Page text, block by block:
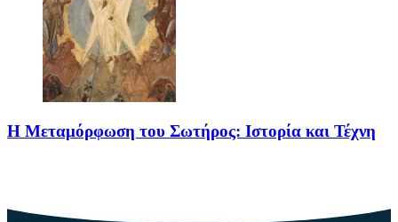
Η Μεταμόρφωση του Σωτήρος: Ιστορία και Τέχνη